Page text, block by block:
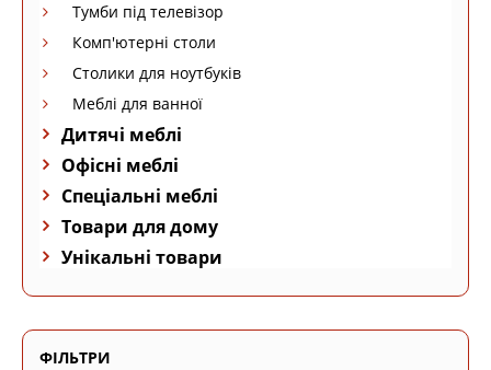
Тумби під телевізор
Комп'ютерні столи
Столики для ноутбуків
Меблі для ванної
Дитячі меблі
Офісні меблі
Спеціальні меблі
Товари для дому
Унікальні товари
ФІЛЬТРИ